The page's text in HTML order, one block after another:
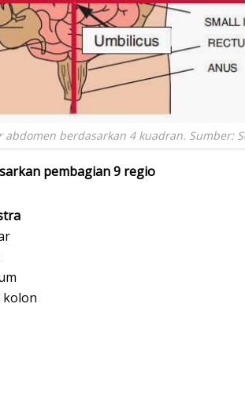
abdomen berdasarkan 4 kuadran. Sumber:
pembagian 9 regio
kolon